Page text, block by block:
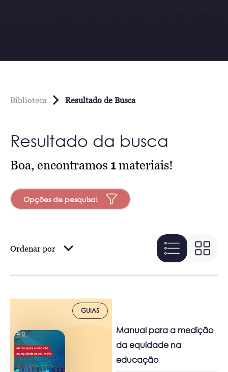
Biblioteca Resultado de Busca
Resultado da busca
Boa, encontramos 1materiais!
Opções de pesquisa!
Ordenar por
GUIAS
Manual para a medição
da equidade na
educação